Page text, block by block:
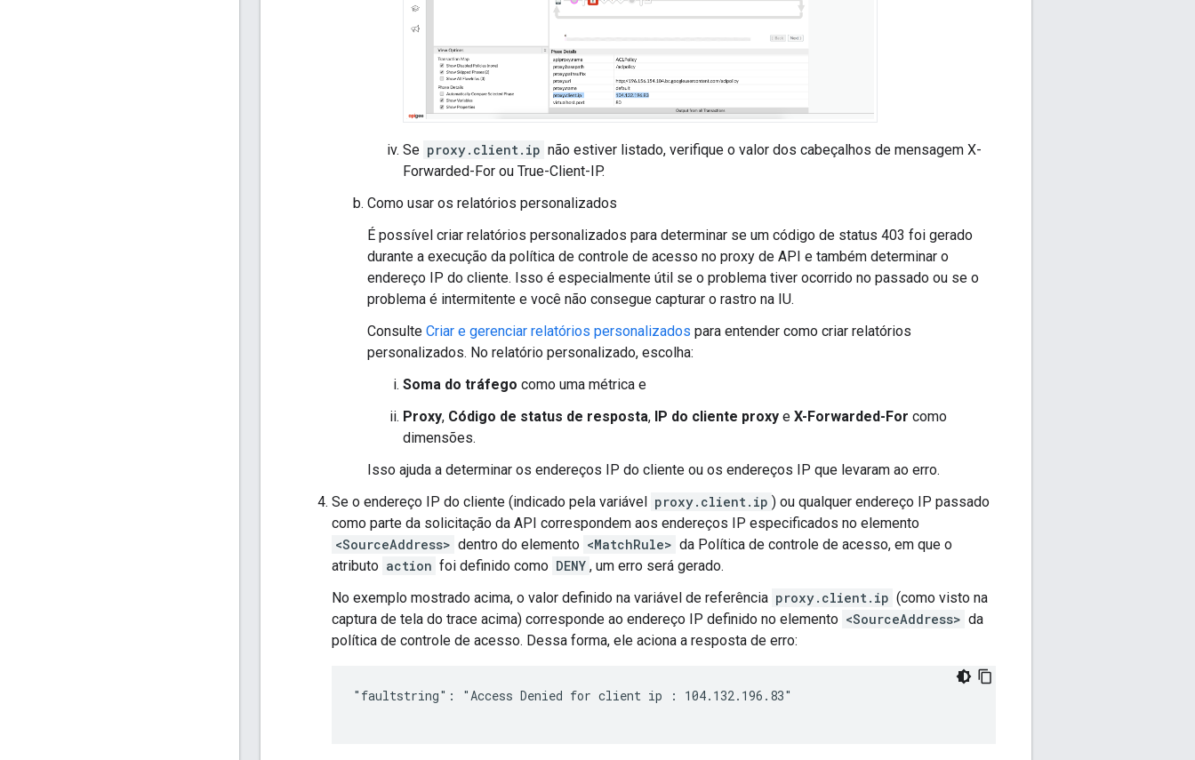
Se proxy.client.ip não estiver listado, verifique o valor dos cabeçalhos de mensagem X-
Forwarded-For ou True-Client-IP.
Como usar os relatórios personalizados
É possível criar relatórios personalizados para determinar se um código de status 403 foi gerado
durante a execução da política de controle de acesso no proxy de API e também determinar o
endereço IP do cliente. Isso é especialmente útil se o problema tiver ocorrido no passado ou se o
problema é intermitente e você não consegue capturar o rastro na IU.
Consulte Criar e gerenciar relatórios personalizados para entender como criar relatórios
personalizados. No relatório personalizado, escolha:
Soma do tráfego como uma métrica e
Proxy, Código de status de resposta, IP do cliente proxy e X-Forwarded-For como
dimensões.
Isso ajuda a determinar os endereços IP do cliente ou os endereços IP que levaram ao erro.
Se o endereço IP do cliente (indicado pela variável proxy.client.ip ) ou qualquer endereço IP passado
como parte da solicitação da API correspondem aos endereços IP especificados no elemento
<SourceAddress> dentro do elemento <MatchRule> da Política de controle de acesso, em que o
atributo action foi definido como DENY , um erro será gerado.
No exemplo mostrado acima, o valor definido na variável de referência proxy.client.ip (como visto na
captura de tela do trace acima) corresponde ao endereço IP definido no elemento <SourceAddress> da
política de controle de acesso. Dessa forma, ele aciona a resposta de erro:
"faultstring": "Access Denied for client ip : 104.132.196.83"